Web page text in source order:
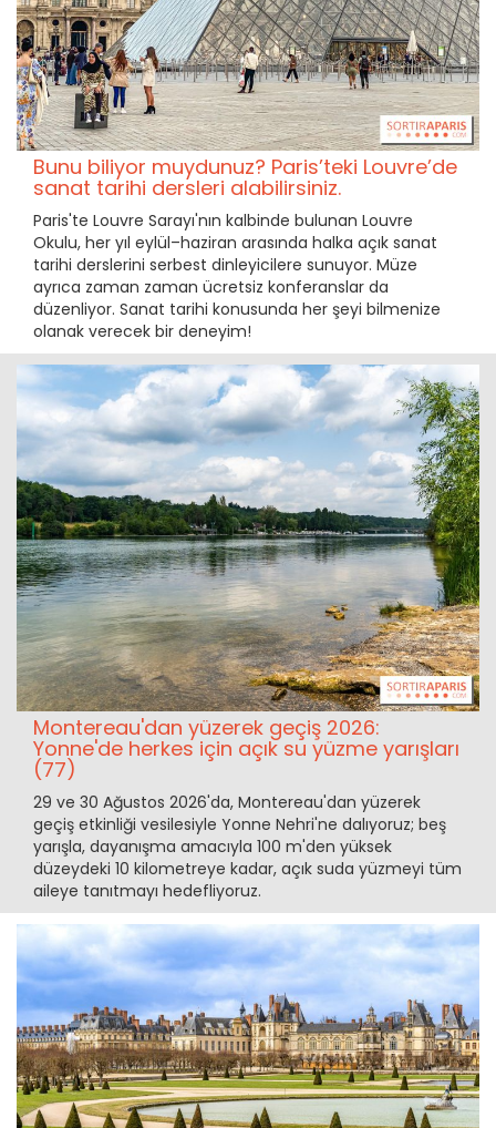
Bunu biliyor muydunuz? Paris’teki Louvre’de
sanat tarihi dersleri alabilirsiniz.
Paris'te Louvre Sarayı'nın kalbinde bulunan Louvre
Okulu, her yıl eylül–haziran arasında halka açık sanat
tarihi derslerini serbest dinleyicilere sunuyor. Müze
ayrıca zaman zaman ücretsiz konferanslar da
düzenliyor. Sanat tarihi konusunda her şeyi bilmenize
olanak verecek bir deneyim!
Montereau'dan yüzerek geçiş 2026:
Yonne'de herkes için açık su yüzme yarışları
(77)
29 ve 30 Ağustos 2026'da, Montereau'dan yüzerek
geçiş etkinliği vesilesiyle Yonne Nehri'ne dalıyoruz; beş
yarışla, dayanışma amacıyla 100 m'den yüksek
düzeydeki 10 kilometreye kadar, açık suda yüzmeyi tüm
aileye tanıtmayı hedefliyoruz.